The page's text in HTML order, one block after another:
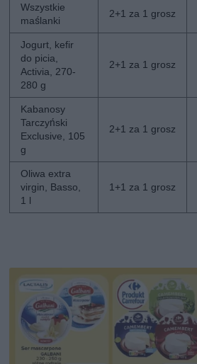
Wszystkie
maślanki
2+1 za 1 grosz
Jogurt, kefir
do picia,
Activia, 270-
280 g
2+1 za 1 grosz
Kabanosy
Tarczyński
Exclusive, 105
g
2+1 za 1 grosz
Oliwa extra
virgin, Basso,
1 l
1+1 za 1 grosz